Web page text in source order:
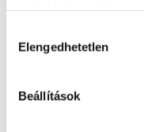
kiválasztása
Elengedhetetlen
Beállítások